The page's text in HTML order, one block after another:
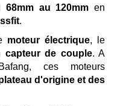
68mm au 120mm en
.
moteur électrique, le
capteur de couple. A
ces moteurs
d'origine et des